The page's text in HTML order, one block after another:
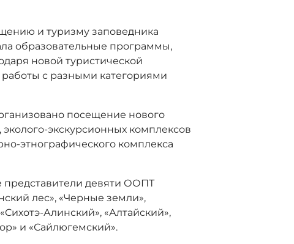
и туризму заповедника
образовательные программы,
новой туристической
работы с разными категориями
посещение нового
экскурсионных комплексов
этнографического комплекса
представители девяти ООПТ
лес», «Черные земли»,
Алинский», «Алтайский»,
и «Сайлюгемский».